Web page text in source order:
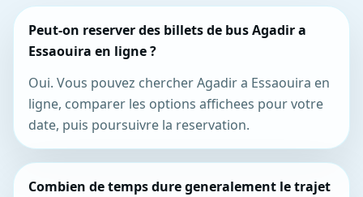
Peut-on reserver des billets de bus Agadir a
Essaouira en ligne ?
Oui. Vous pouvez chercher Agadir a Essaouira en
ligne, comparer les options affichees pour votre
date, puis poursuivre la reservation.
Combien de temps dure generalement le trajet